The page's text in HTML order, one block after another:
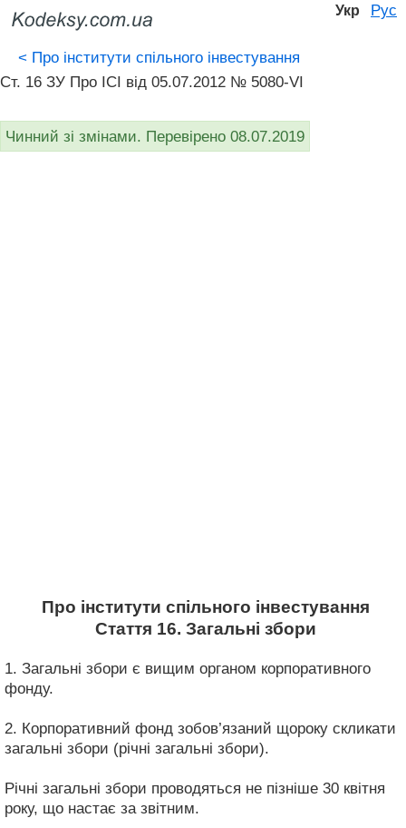
Укр Рус
< Про інститути спільного інвестування
Ст. 16 ЗУ Про ІСІ від 05.07.2012 № 5080-VI
Чинний зі змінами. Перевірено 08.07.2019
Про інститути спільного інвестування
Стаття 16. Загальні збори
1. Загальні збори є вищим органом корпоративного
фонду.
2. Корпоративний фонд зобов’язаний щороку скликати
загальні збори (річні загальні збори).
Річні загальні збори проводяться не пізніше 30 квітня
року, що настає за звітним.